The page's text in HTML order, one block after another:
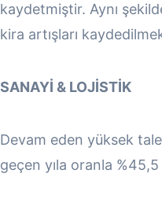
kaydetmiştir. Aynı
kira artışları
SANAYİ & LOJİSTİK
Devam eden yüksek
geçen yıla oranla %45,5